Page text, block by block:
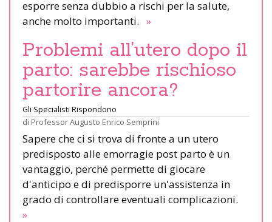
esporre senza dubbio a rischi per la salute,
anche molto importanti. »
Problemi all’utero dopo il
parto: sarebbe rischioso
partorire ancora?
Gli Specialisti Rispondono
di Professor Augusto Enrico Semprini
Sapere che ci si trova di fronte a un utero
predisposto alle emorragie post parto è un
vantaggio, perché permette di giocare
d'anticipo e di predisporre un'assistenza in
grado di controllare eventuali complicazioni.
»